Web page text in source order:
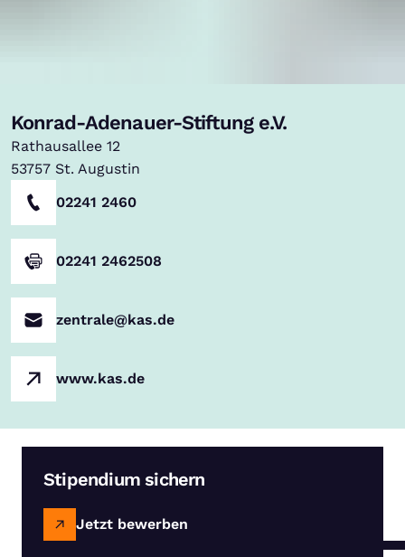
Konrad-Adenauer-Stiftung e.V.
Rathausallee 12
53757 St. Augustin
02241 2460
02241 2462508
zentrale@kas.de
www.kas.de
Stipendium sichern
Jetzt bewerben